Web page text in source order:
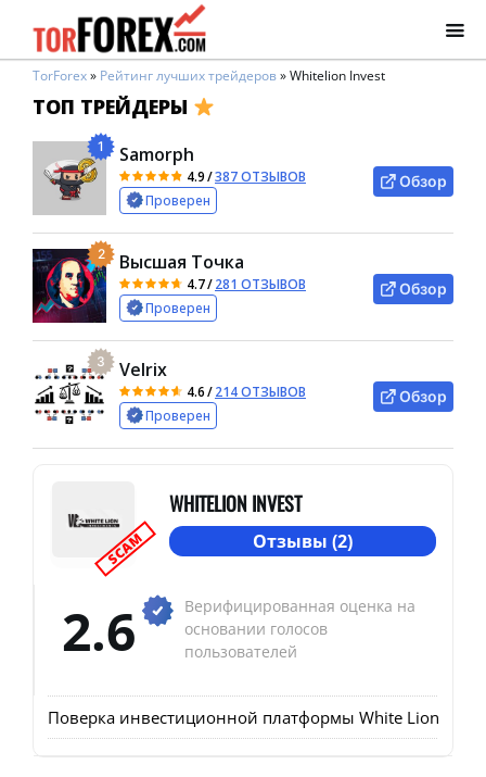
TorForex» Рейтинг лучших трейдеров»Whitelion Invest
ТОП ТРЕЙДЕРЫ
1 Samorph
4.9/387 ОТЗЫВОВ
Проверен
Обзор
2 Высшая Точка
4.7/281 ОТЗЫВОВ
Проверен
Обзор
3 Velrix
4.6/214 ОТЗЫВОВ
Проверен
Обзор
SCAM
WHITELION INVEST
Отзывы (2)
2.6
Верифицированная оценка на
основании голосов
пользователей
Поверка инвестиционной платформы White Lion